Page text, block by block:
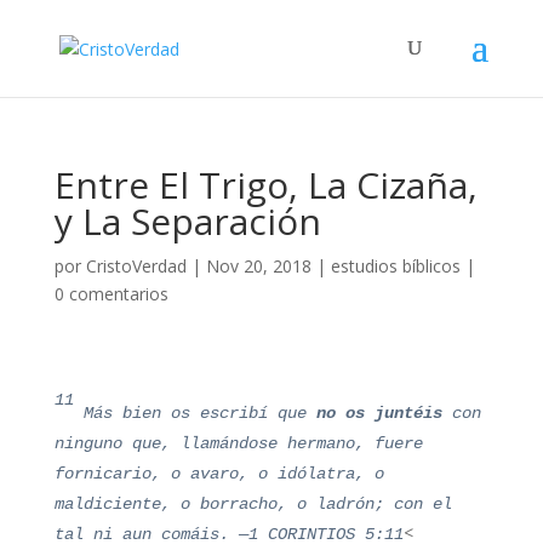
Entre El Trigo, La Cizaña,
y La Separación
por CristoVerdad | Nov 20, 2018 | estudios bíblicos |
0 comentarios
11
Más bien os escribí que no os juntéiscon
ninguno que, llamándose hermano, fuere
fornicario, o avaro, o idólatra, o
maldiciente, o borracho, o ladrón; con el
tal ni aun comáis. —1 CORINTIOS 5:11<